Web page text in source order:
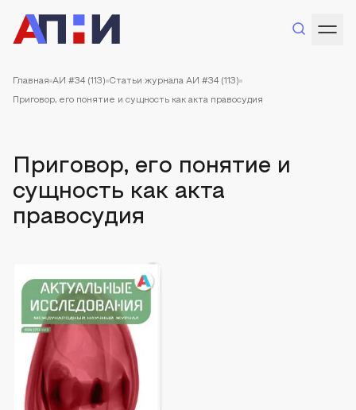
Главная АИ #34 (113) Статьи журнала АИ #34 (113)
Приговор, его понятие и сущность как акта правосудия
Приговор, его понятие и
сущность как акта
правосудия